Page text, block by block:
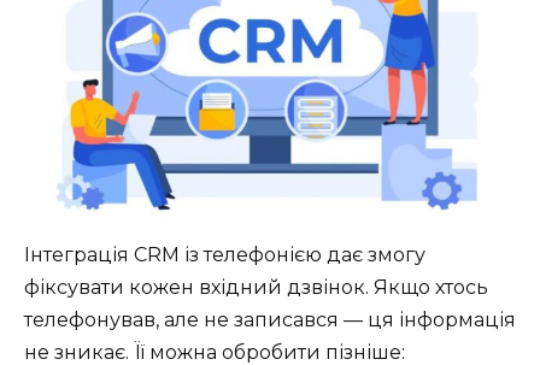
Інтеграція CRM із телефонією дає змогу
фіксувати кожен вхідний дзвінок. Якщо хтось
телефонував, але не записався — ця інформація
не зникає. Її можна обробити пізніше: